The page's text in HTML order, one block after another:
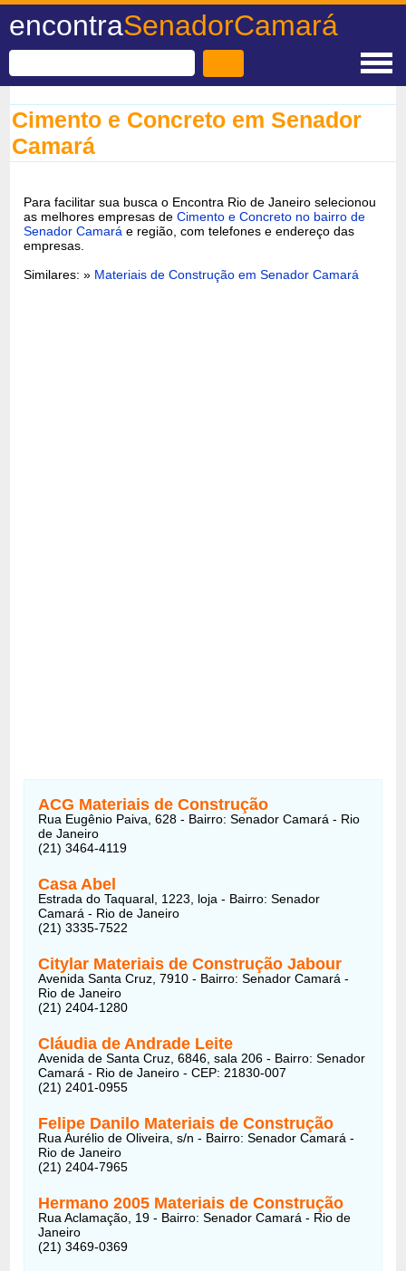
encontraSenadorCamará
Cimento e Concreto em Senador
Camará
Para facilitar sua busca o Encontra Rio de Janeiro selecionou
as melhores empresas deCimento e Concreto no bairro de
Senador Camará e região, com telefones e endereço das
empresas.
Similares: » Materiais de Construção em Senador Camará
ACG Materiais de Construção
Rua Eugênio Paiva, 628 - Bairro: Senador Camará - Rio
de Janeiro
(21) 3464-4119
Casa Abel
Estrada do Taquaral, 1223, loja - Bairro: Senador
Camará - Rio de Janeiro
(21) 3335-7522
Citylar Materiais de Construção Jabour
Avenida Santa Cruz, 7910 - Bairro: Senador Camará -
Rio de Janeiro
(21) 2404-1280
Cláudia de Andrade Leite
Avenida de Santa Cruz, 6846, sala 206 - Bairro: Senador
Camará - Rio de Janeiro - CEP: 21830-007
(21) 2401-0955
Felipe Danilo Materiais de Construção
Rua Aurélio de Oliveira, s/n - Bairro: Senador Camará -
Rio de Janeiro
(21) 2404-7965
Hermano 2005 Materiais de Construção
Rua Aclamação, 19 - Bairro: Senador Camará - Rio de
Janeiro
(21) 3469-0369